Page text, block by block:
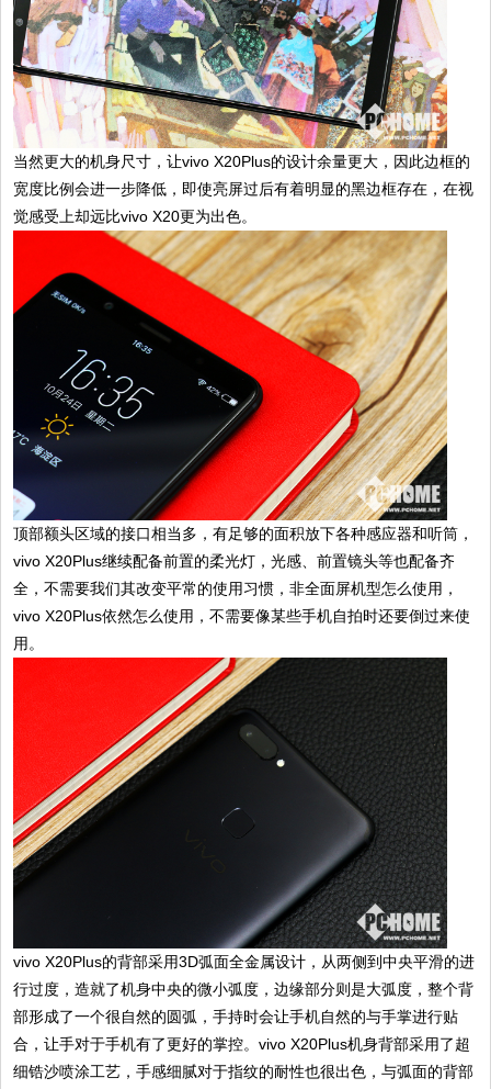
当然更大的机身尺寸，让vivo X20Plus的设计余量更大，因此边框的
宽度比例会进一步降低，即使亮屏过后有着明显的黑边框存在，在视
觉感受上却远比vivo X20更为出色。
顶部额头区域的接口相当多，有足够的面积放下各种感应器和听筒，
vivo X20Plus继续配备前置的柔光灯，光感、前置镜头等也配备齐
全，不需要我们其改变平常的使用习惯，非全面屏机型怎么使用，
vivo X20Plus依然怎么使用，不需要像某些手机自拍时还要倒过来使
用。
vivo X20Plus的背部采用3D弧面全金属设计，从两侧到中央平滑的进
行过度，造就了机身中央的微小弧度，边缘部分则是大弧度，整个背
部形成了一个很自然的圆弧，手持时会让手机自然的与手掌进行贴
合，让手对于手机有了更好的掌控。vivo X20Plus机身背部采用了超
细锆沙喷涂工艺，手感细腻对于指纹的耐性也很出色，与弧面的背部